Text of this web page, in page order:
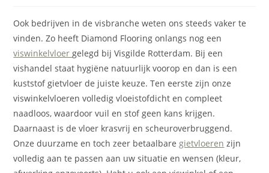
Ook bedrijven in de visbranche weten ons steeds vaker te
vinden. Zo heeft Diamond Flooring onlangs nog een
viswinkelvloergelegd bij Visgilde Rotterdam. Bij een
vishandel staat hygiëne natuurlijk voorop en dan is een
kuststof gietvloer de juiste keuze. Ten eerste zijn onze
viswinkelvloeren volledig vloeistofdicht en compleet
naadloos, waardoor vuil en stof geen kans krijgen.
Daarnaast is de vloer krasvrij en scheuroverbruggend.
Onze duurzame en toch zeer betaalbaregietvloeren zijn
volledig aan te passen aan uw situatie en wensen (kleur,